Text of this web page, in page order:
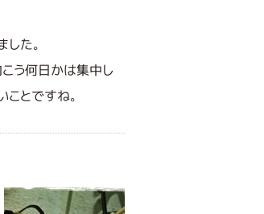
た。
う何日かは集中し
とですね。